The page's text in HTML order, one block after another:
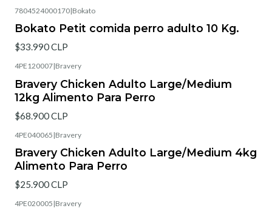
7804524000170|Bokato
Bokato Petit comida perro adulto 10 Kg.
$33.990 CLP
4PE120007|Bravery
Bravery Chicken Adulto Large/Medium
12kg Alimento Para Perro
$68.900 CLP
4PE040065 |Bravery
Bravery Chicken Adulto Large/Medium 4kg
Alimento Para Perro
$25.900 CLP
4PE020005 |Bravery